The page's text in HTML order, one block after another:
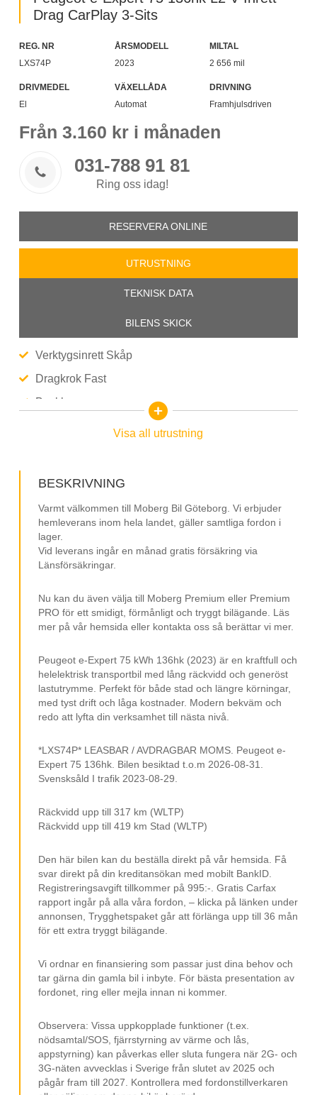
Drag CarPlay 3-Sits
REG. NR
LXS74P
ÅRSMODELL
2023
MILTAL
2 656 mil
DRIVMEDEL
El
VÄXELLÅDA
Automat
DRIVNING
Framhjulsdriven
Från 3.160 kr i månaden
 031-788 91 81
Ring oss idag!
RESERVERA ONLINE
UTRUSTNING
TEKNISK DATA
BILENS SKICK
Verktygsinrett Skåp
Dragkrok Fast
Backkamera
3-Sits
16” Fälgar
Räckvidd upp till 317 km (WLTP)
Parkeringssensorer
Baklucka
Sidodörr
Stolsvärme
Elhissar
Körläge
Bluetooth
12 V Uttag
Svensksåld
Leasebar Till Företag
MOMS/VAT
Visa all utrustning
BESKRIVNING
Varmt välkommen till Moberg Bil Göteborg. Vi erbjuder
hemleverans inom hela landet, gäller samtliga fordon i
lager.
Vid leverans ingår en månad gratis försäkring via
Länsförsäkringar.
Nu kan du även välja till Moberg Premium eller Premium
PRO för ett smidigt, förmånligt och tryggt bilägande. Läs
mer på vår hemsida eller kontakta oss så berättar vi mer.
Peugeot e-Expert 75 kWh 136hk (2023) är en kraftfull och
helelektrisk transportbil med lång räckvidd och generöst
lastutrymme. Perfekt för både stad och längre körningar,
med tyst drift och låga kostnader. Modern bekväm och
redo att lyfta din verksamhet till nästa nivå.
*LXS74P* LEASBAR / AVDRAGBAR MOMS. Peugeot e-
Expert 75 136hk. Bilen besiktad t.o.m 2026-08-31.
Svensksåld I trafik 2023-08-29.
Räckvidd upp till 317 km (WLTP)
Räckvidd upp till 419 km Stad (WLTP)
Den här bilen kan du beställa direkt på vår hemsida. Få
svar direkt på din kreditansökan med mobilt BankID.
Registreringsavgift tillkommer på 995:-. Gratis Carfax
rapport ingår på alla våra fordon, – klicka på länken under
annonsen, Trygghetspaket går att förlänga upp till 36 mån
för ett extra tryggt bilägande.
Vi ordnar en finansiering som passar just dina behov och
tar gärna din gamla bil i inbyte. För bästa presentation av
fordonet, ring eller mejla innan ni kommer.
Observera: Vissa uppkopplade funktioner (t.ex.
nödsamtal/SOS, fjärrstyrning av värme och lås,
appstyrning) kan påverkas eller sluta fungera när 2G- och
3G-näten avvecklas i Sverige från slutet av 2025 och
pågår fram till 2027. Kontrollera med fordonstillverkaren